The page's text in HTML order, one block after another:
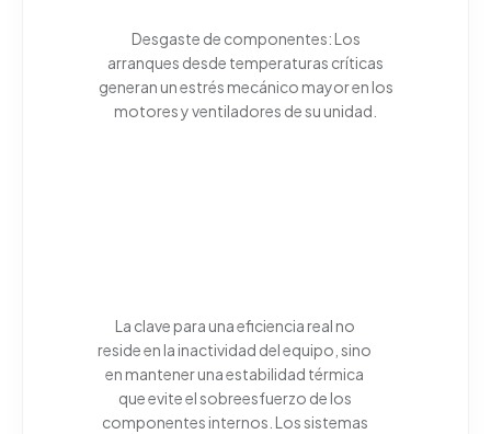
Desgaste de componentes: Los
arranques desde temperaturas críticas
generan un estrés mecánico mayor en los
motores y ventiladores de su unidad.
La clave para una eficiencia real no
reside en la inactividad del equipo, sino
en mantener una estabilidad térmica
que evite el sobreesfuerzo de los
componentes internos. Los sistemas